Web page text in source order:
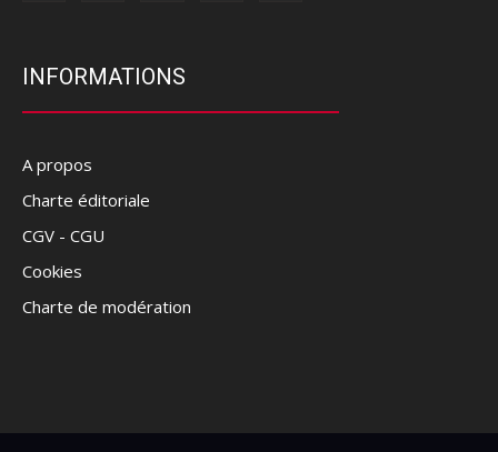
INFORMATIONS
A propos
Charte éditoriale
CGV - CGU
Cookies
Charte de modération